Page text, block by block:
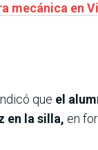
mecánica en
que el
en la silla, en